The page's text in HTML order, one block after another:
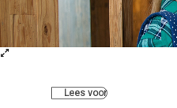
Lees voor